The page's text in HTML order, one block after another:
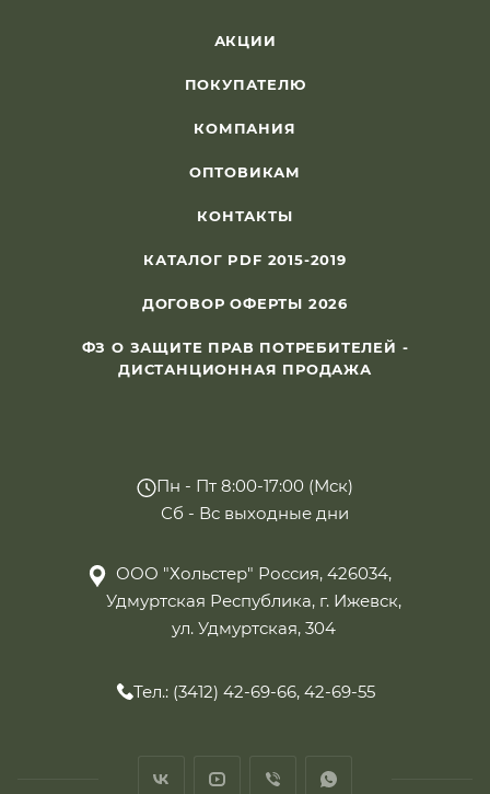
АКЦИИ
ПОКУПАТЕЛЮ
КОМПАНИЯ
ОПТОВИКАМ
КОНТАКТЫ
КАТАЛОГ PDF 2015-2019
ДОГОВОР ОФЕРТЫ 2026
ФЗ О ЗАЩИТЕ ПРАВ ПОТРЕБИТЕЛЕЙ -
ДИСТАНЦИОННАЯ ПРОДАЖА
Пн - Пт 8:00-17:00 (Мск)
Сб - Вс выходные дни
ООО "Хольстер" Россия, 426034,
Удмуртская Республика, г. Ижевск,
ул. Удмуртская, 304
Тел.: (3412) 42-69-66, 42-69-55